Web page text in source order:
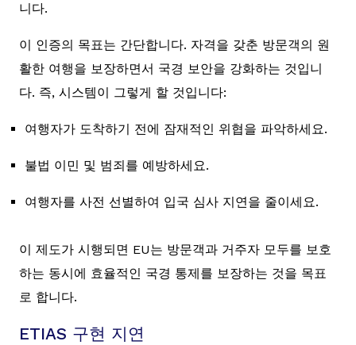
니다.
이 인증의 목표는 간단합니다. 자격을 갖춘 방문객의 원
활한 여행을 보장하면서 국경 보안을 강화하는 것입니
다. 즉, 시스템이 그렇게 할 것입니다:
여행자가 도착하기 전에 잠재적인 위협을 파악하세요.
불법 이민 및 범죄를 예방하세요.
여행자를 사전 선별하여 입국 심사 지연을 줄이세요.
이 제도가 시행되면 EU는 방문객과 거주자 모두를 보호
하는 동시에 효율적인 국경 통제를 보장하는 것을 목표
로 합니다.
ETIAS 구현 지연